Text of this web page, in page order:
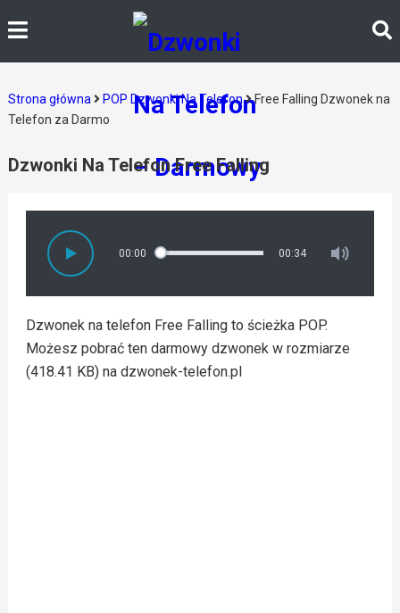
Strona główna POP Dzwonki Na Telefon
Free Falling Dzwonek na
Telefon za Darmo
Dzwonki Na Telefon Free Falling
00:00 00:34
Dzwonek na telefon Free Falling to ścieżka POP.
Możesz pobrać ten darmowy dzwonek w rozmiarze
(418.41 KB) na dzwonek-telefon.pl